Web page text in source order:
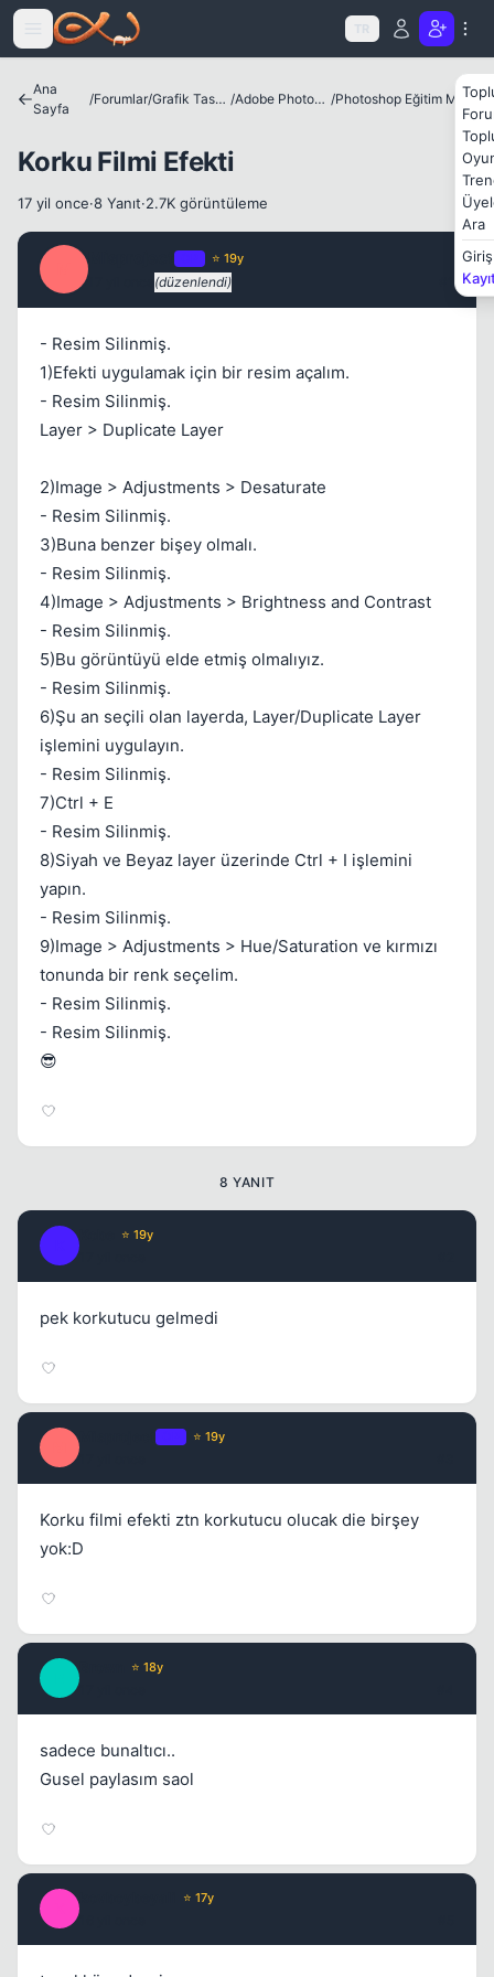
Icerige atla
TR
Ara
Giriş
Ana
Sayfa
/Forumlar/ Grafik Tasarım / Adobe Photoshop / Photoshop Eğitim Merkezi
Korku Filmi Efekti
17 yil once·8 Yanıt·2.7K görüntüleme
⭐ 19y
(düzenlendi)
- Resim Silinmiş.
1)Efekti uygulamak için bir resim açalım.
- Resim Silinmiş.
Layer > Duplicate Layer
2)Image > Adjustments > Desaturate
- Resim Silinmiş.
3)Buna benzer bişey olmalı.
- Resim Silinmiş.
4)Image > Adjustments > Brightness and Contrast
- Resim Silinmiş.
5)Bu görüntüyü elde etmiş olmalıyız.
- Resim Silinmiş.
6)Şu an seçili olan layerda, Layer/Duplicate Layer
işlemini uygulayın.
- Resim Silinmiş.
7)Ctrl + E
- Resim Silinmiş.
8)Siyah ve Beyaz layer üzerinde Ctrl + I işlemini
yapın.
- Resim Silinmiş.
9)Image > Adjustments > Hue/Saturation ve kırmızı
tonunda bir renk seçelim.
- Resim Silinmiş.
- Resim Silinmiş.
😎
8 YANIT
⭐ 19y
pek korkutucu gelmedi
⭐ 19y
Korku filmi efekti ztn korkutucu olucak die birşey
yok:D
⭐ 18y
sadece bunaltıcı..
Gusel paylasım saol
⭐ 17y